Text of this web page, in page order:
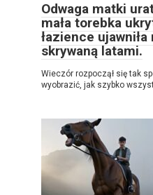
Odwaga matki
mała torebka
łazience
skrywaną latami.
Wieczór rozpoczął się tak
wyobrazić, jak szybko